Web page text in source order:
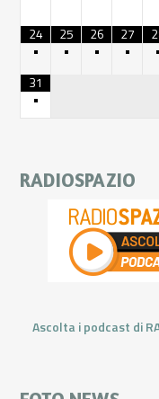
24
•
25
•
26
•
27
•
•
31
•
RADIOSPAZIO
Ascolta i podcast di